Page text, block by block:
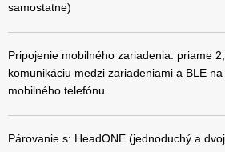
samostatne)
Pripojenie mobilného zariadenia: priame
komunikáciu medzi zariadeniami a BLE
mobilného telefónu
Párovanie s: HeadONE (jednoduchý a